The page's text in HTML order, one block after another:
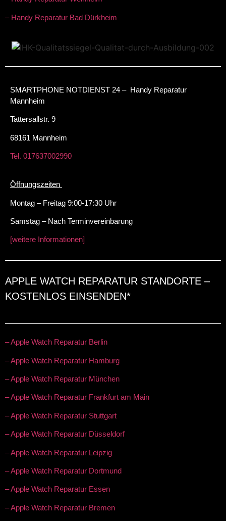
– Handy Reparatur Bad Dürkheim
SMARTPHONE NOTDIENST 24 – Handy Reparatur
Mannheim
Tattersallstr. 9
68161 Mannheim
Tel. 017637002990
Öffnungszeiten
Montag – Freitag 9:00-17:30 Uhr
Samstag – Nach Terminvereinbarung
[weitere Informationen]
APPLE WATCH REPARATUR STANDORTE –
KOSTENLOS EINSENDEN*
– Apple Watch Reparatur Berlin
– Apple Watch Reparatur Hamburg
– Apple Watch Reparatur München
– Apple Watch Reparatur Frankfurt am Main
– Apple Watch Reparatur Stuttgart
– Apple Watch Reparatur Düsseldorf
– Apple Watch Reparatur Leipzig
– Apple Watch Reparatur Dortmund
– Apple Watch Reparatur Essen
– Apple Watch Reparatur Bremen